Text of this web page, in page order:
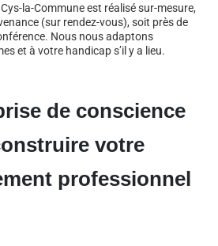
la-Commune est réalisé sur-mesure,
(sur rendez-vous), soit près de
Nous nous adaptons
et à votre handicap s’il y a lieu.
de conscience
votre
professionnel